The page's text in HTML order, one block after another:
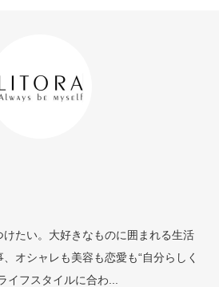
けたい。大好きなものに囲まれる生活
オシャレも美容も恋愛も“自分らしく
イフスタイルに合わ...